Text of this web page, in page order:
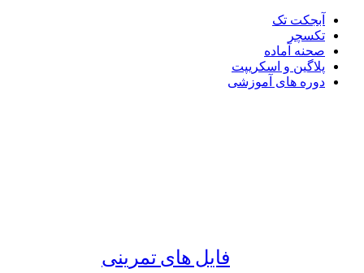
آبجکت تک
تکسچر
صحنه آماده
پلاگین و اسکریپت
دوره های آموزشی
فایل های تمرینی